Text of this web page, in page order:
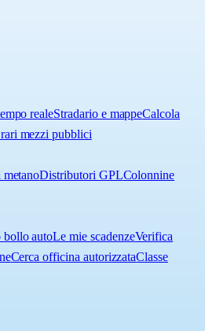
realeStradario e mappeCalcola
mezzi pubblici
Distributori GPLColonnine
bollo autoLe mie scadenzeVerifica
Cerca officina autorizzataClasse